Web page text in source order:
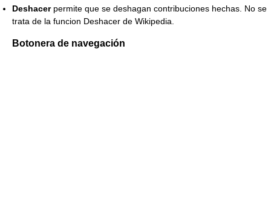
Deshacerpermite que se deshagan contribuciones hechas. No se
trata de la funcion Deshacer de Wikipedia.
Botonera de navegación